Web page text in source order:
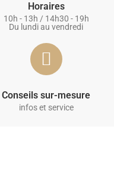
Horaires
10h - 13h / 14h30 - 19h
Du lundi au vendredi
Conseils sur-mesure
infos et service